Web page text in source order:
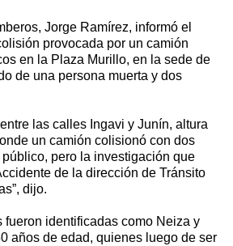
Jorge Ramírez, informó el
provocada por un camión
en la Plaza Murillo, en la sede de
de una persona muerta y dos
las calles Ingavi y Junín, altura
un camión colisionó con dos
pero la investigación que
de la dirección de Tránsito
dijo.
fueron identificadas como Neiza y
años de edad, quienes luego de ser